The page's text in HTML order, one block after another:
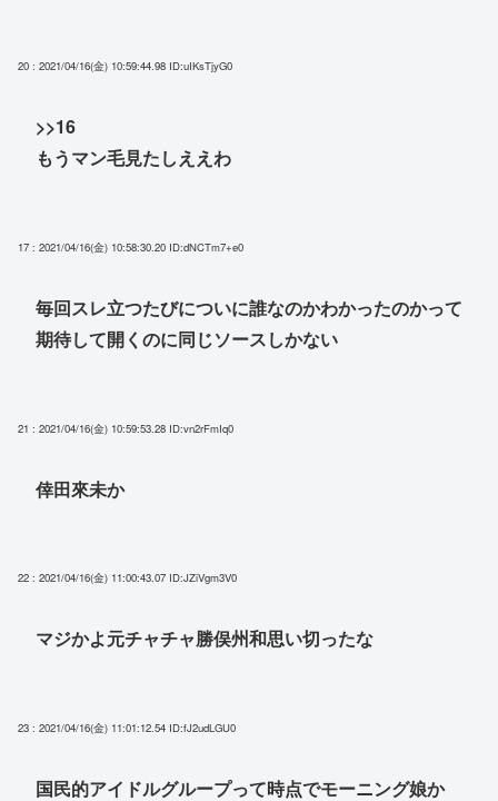
20 : 2021/04/16(金) 10:59:44.98 ID:uIKsTjyG0
>>16
もうマン毛見たしええわ
17 : 2021/04/16(金) 10:58:30.20 ID:dNCTm7+e0
毎回スレ立つたびについに誰なのかわかったのかって
期待して開くのに同じソースしかない
21 : 2021/04/16(金) 10:59:53.28 ID:vn2rFmIq0
倖田來未か
22 : 2021/04/16(金) 11:00:43.07 ID:JZiVgm3V0
マジかよ元チャチャ勝俣州和思い切ったな
23 : 2021/04/16(金) 11:01:12.54 ID:fJ2udLGU0
国民的アイドルグループって時点でモーニング娘か